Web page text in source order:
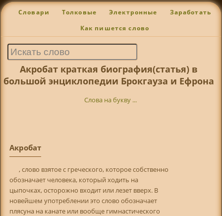
Словари Толковые Электронные Заработать
Как пишется слово
Акробат краткая биография(статья) в
большой энциклопедии Брокгауза и Ефрона
Слова на букву ...
Акробат
, слово взятое с греческого, которое собственно
обозначает человека, который ходить на
цыпочках, осторожно входит или лезет вверх. В
новейшем употреблении это слово обозначает
плясуна на канате или вообще гимнастического